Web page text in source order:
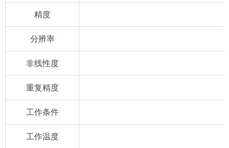
精度
分辨率
非线性度
重复精度
工作条件
工作温度